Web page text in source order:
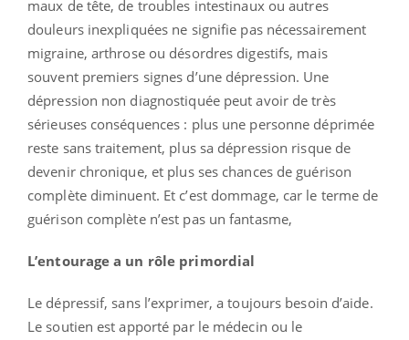
maux de tête, de troubles intestinaux ou autres
douleurs inexpliquées ne signifie pas nécessairement
migraine, arthrose ou désordres digestifs, mais
souvent premiers signes d’une dépression. Une
dépression non diagnostiquée peut avoir de très
sérieuses conséquences : plus une personne déprimée
reste sans traitement, plus sa dépression risque de
devenir chronique, et plus ses chances de guérison
complète diminuent. Et c’est dommage, car le terme de
guérison complète n’est pas un fantasme,
L’entourage a un rôle primordial
Le dépressif, sans l’exprimer, a toujours besoin d’aide.
Le soutien est apporté par le médecin ou le